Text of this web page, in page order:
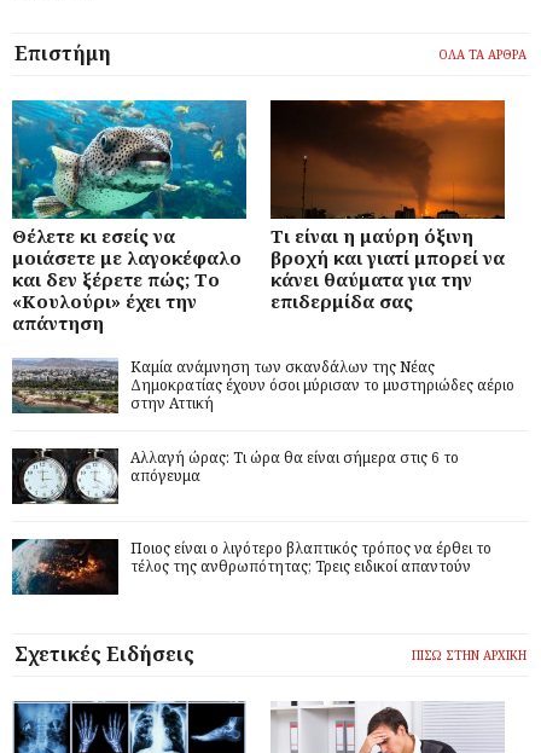
Επιστήμη ΟΛΑ ΤΑ ΑΡΘΡΑ
Θέλετε κι εσείς να
μοιάσετε με λαγοκέφαλο
και δεν ξέρετε πώς; Το
«Κουλούρι» έχει την
απάντηση
Τι είναι η μαύρη όξινη
βροχή και γιατί μπορεί να
κάνει θαύματα για την
επιδερμίδα σας
Καμία ανάμνηση των σκανδάλων της Νέας
Δημοκρατίας έχουν όσοι μύρισαν το μυστηριώδες αέριο
στην Αττική
Αλλαγή ώρας: Τι ώρα θα είναι σήμερα στις 6 το
απόγευμα
Ποιος είναι ο λιγότερο βλαπτικός τρόπος να έρθει το
τέλος της ανθρωπότητας; Τρεις ειδικοί απαντούν
Σχετικές Ειδήσεις ΠΙΣΩ ΣΤΗΝ ΑΡΧΙΚΗ